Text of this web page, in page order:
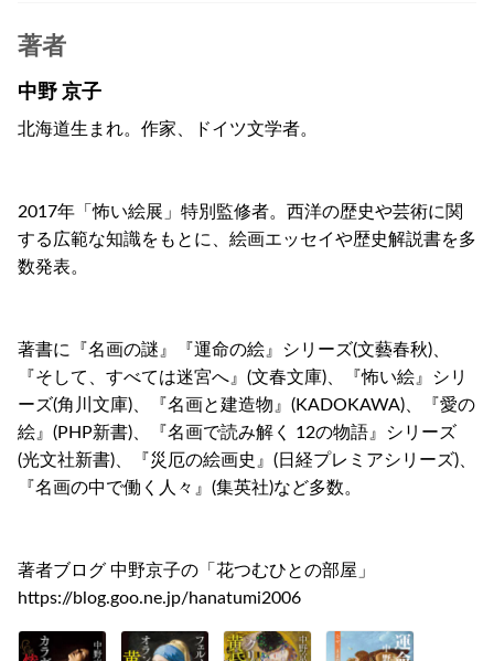
著者
中野 京子
北海道生まれ。作家、ドイツ文学者。
2017年「怖い絵展」特別監修者。西洋の歴史や芸術に関
する広範な知識をもとに、絵画エッセイや歴史解説書を多
数発表。
著書に『名画の謎』『運命の絵』シリーズ(文藝春秋)、
『そして、すべては迷宮へ』(文春文庫)、『怖い絵』シリ
ーズ(角川文庫)、『名画と建造物』(KADOKAWA)、『愛の
絵』(PHP新書)、『名画で読み解く 12の物語』シリーズ
(光文社新書)、『災厄の絵画史』(日経プレミアシリーズ)、
『名画の中で働く人々』(集英社)など多数。
著者ブログ 中野京子の「花つむひとの部屋」
https://blog.goo.ne.jp/hanatumi2006